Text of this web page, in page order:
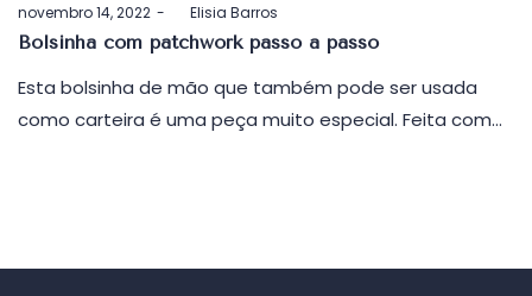
Postado
em
novembro 14, 2022 byElisia Barros
Bolsinha com patchwork passo a passo
Esta bolsinha de mão que também pode ser usada
como carteira é uma peça muito especial. Feita com…